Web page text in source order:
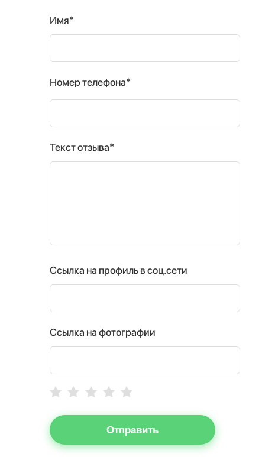
Имя*
Номер телефона*
Текст отзыва*
Ссылка на профиль в соц.сети
Ссылка на фотографии
Отправить